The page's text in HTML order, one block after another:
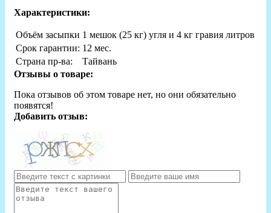
Характеристики:
Объём засыпки 1 мешок (25 кг) угля и 4 кг гравия литров
Срок гарантии: 12 мес.
Страна пр-ва:
Тайвань
Отзывы о товаре:
Пока отзывов об этом товаре нет, но они обязательно
появятся!
Добавить отзыв: